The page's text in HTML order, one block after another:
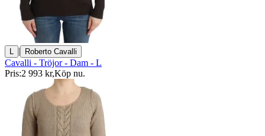
L | Roberto Cavalli
Cavalli - Tröjor - Dam - L
Pris:2 993 kr,Köp nu.